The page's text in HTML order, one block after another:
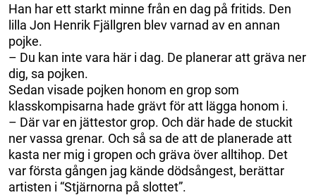
Han har ett starkt minne från en dag på fritids. Den
lilla Jon Henrik Fjällgren blev varnad av en annan
pojke.
– Du kan inte vara här i dag. De planerar att gräva ner
dig, sa pojken.
Sedan visade pojken honom en grop som
klasskompisarna hade grävt för att lägga honom i.
– Där var en jättestor grop. Och där hade de stuckit
ner vassa grenar. Och så sa de att de planerade att
kasta ner mig i gropen och gräva över alltihop. Det
var första gången jag kände dödsångest, berättar
artisten i “Stjärnorna på slottet”.